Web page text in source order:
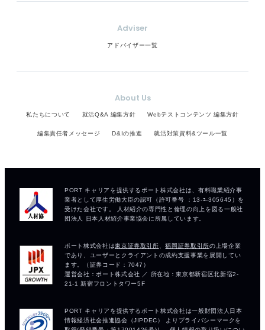
Adviser
アドバイザー一覧
About Us
私たちについて 就活Q&A 編集方針 Webテストコンテンツ 編集方針
編集責任者メッセージ D&Iの推進 就活対策資料&ツール一覧